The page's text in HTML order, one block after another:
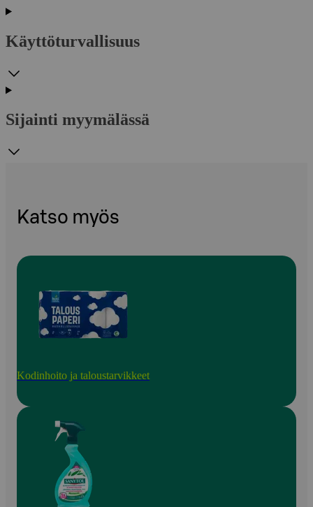
Käyttöturvallisuus
Sijainti myymälässä
Katso myös
Kodinhoito ja taloustarvikkeet